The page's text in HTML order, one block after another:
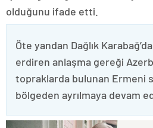
olduğunu ifade etti.
Öte yandan Dağlık
erdiren anlaşma gereği
topraklarda bulunan Ermeni
bölgeden ayrılmaya devam